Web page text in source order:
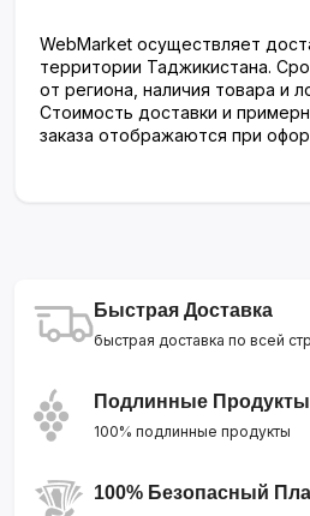
WebMarket осуществляет
территории Таджикистана.
от региона, наличия товара и
Стоимость доставки и
заказа отображаются при
Быстрая Доставка
быстрая доставка по всей
Подлинные Продукты
100% подлинные продукты
100% Безопасный